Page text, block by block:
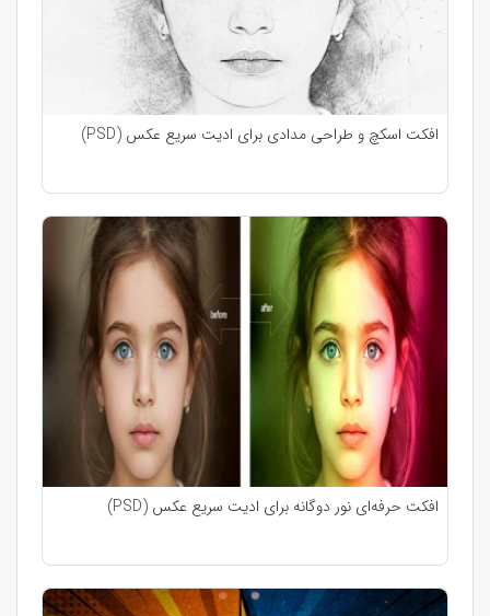
افکت اسکچ و طراحی مدادی برای ادیت سریع عکس (PSD)
افکت حرفه‌ای نور دوگانه برای ادیت سریع عکس (PSD)